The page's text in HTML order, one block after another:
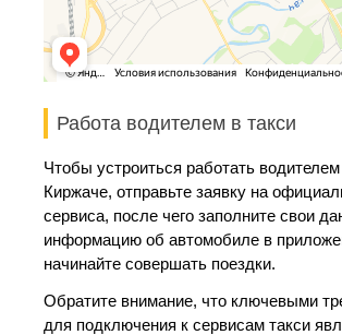
Работа водителем в такси
Чтобы устроиться работать водителем
Киржаче, отправьте заявку на
сервиса, после чего заполните свои
информацию об автомобиле в
начинайте совершать поездки.
Обратите внимание, что ключевыми
для подключения к сервисам такси